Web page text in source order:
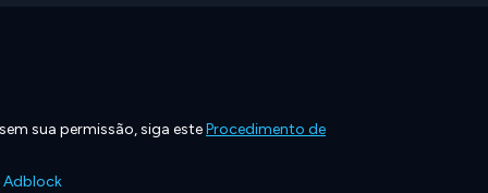
sua permissão, siga esteProcedimento de
Adblock